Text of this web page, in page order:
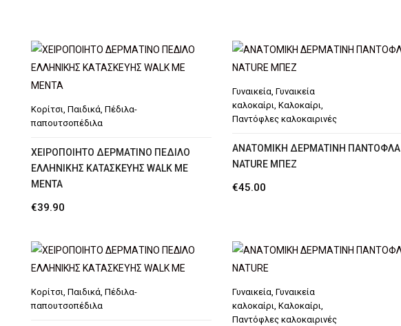
€19.90.
€19.90.
Κορίτσι, Παιδικά, Πέδιλα-
παπουτσοπέδιλα
ΧΕΙΡΟΠΟΙΗΤΟ ΔΕΡΜΑΤΙΝΟ ΠΕΔΙΛΟ
ΕΛΛΗΝΙΚΗΣ ΚΑΤΑΣΚΕΥΗΣ WALK ME
MENTA
€39.90
Γυναικεία, Γυναικεία
καλοκαίρι, Καλοκαίρι,
Παντόφλες καλοκαιρινές
ΑΝΑΤΟΜΙΚΗ ΔΕΡΜΑΤΙΝΗ ΠΑΝΤΟΦΛΑ
NATURE ΜΠΕΖ
€45.00
Κορίτσι, Παιδικά, Πέδιλα-
παπουτσοπέδιλα
Γυναικεία, Γυναικεία
καλοκαίρι, Καλοκαίρι,
Παντόφλες καλοκαιρινές